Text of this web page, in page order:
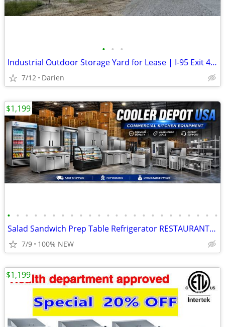
• • •
Industrial Outdoor Storage Yard for Lease | I-95 Exit 49 | Darien, GA
7/12 Darien
• • • • • • • • • • • • • • • • • • • • • • • •
Salad Sandwich Prep Table Refrigerator RESTAURANT EQUIPMENT
7/9 100% NEW
$1,199
$1,199